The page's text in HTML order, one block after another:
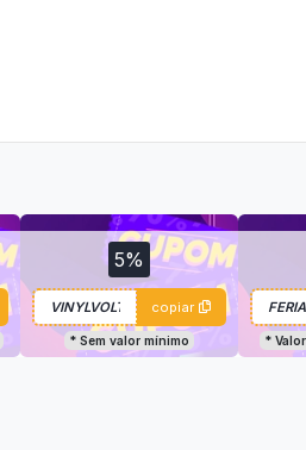
5%
copiar
* Sem valor mínimo *